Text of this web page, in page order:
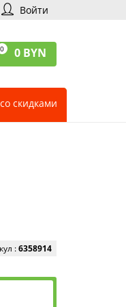
Войти
0 0 BYN
скидками
:6358914